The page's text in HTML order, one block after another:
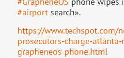
#airport search».
https://www.techspot.com/
prosecutors-charge-
grapheneos-phone.html